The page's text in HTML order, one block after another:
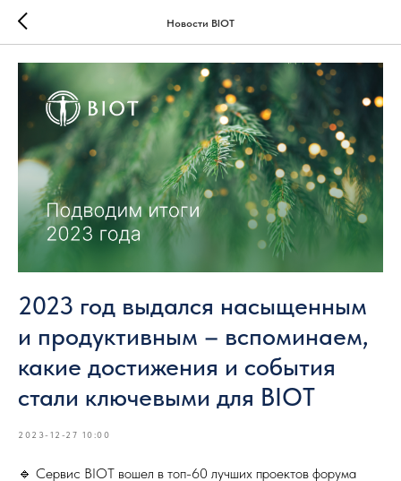
Новости BIOT
2023 год выдался насыщенным
и продуктивным – вспоминаем,
какие достижения и события
стали ключевыми для BIOT
2023-12-27 10:00
🔹 Сервис BIOT вошел в топ-60 лучших проектов форума